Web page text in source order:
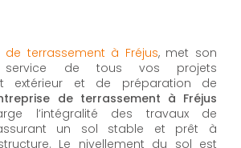
de terrassement à Fréjus, met son
service de tous vos projets
extérieur et de préparation de
de terrassement à Fréjus
l’intégralité des travaux de
un sol stable et prêt à
Le nivellement du sol est